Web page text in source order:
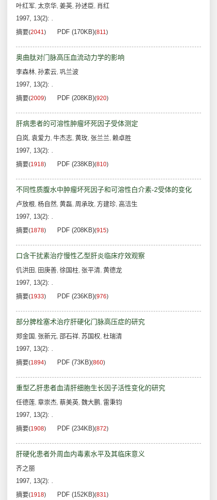
叶红军, 太京华, 姜英, 孙述臣, 肖红
1997, 13(2): .
摘要(2041) PDF (170KB)(811)
奥曲肽对门脉高压血流动力学的影响
李森林, 孙素云, 巩兰波
1997, 13(2): .
摘要(2009) PDF (208KB)(920)
肝病患者的可溶性肿瘤坏死因子受体测定
白岚, 袁爱力, 牛杰志, 黄玫, 张兰兰, 赖卓胜
1997, 13(2): .
摘要(1918) PDF (238KB)(810)
不同性质腹水中肿瘤坏死因子和可溶性白介素-2受体的变化
卢放根, 杨自然, 黄磊, 周承玫, 方建珍, 高洁生
1997, 13(2): .
摘要(1878) PDF (208KB)(915)
口含干扰素治疗慢性乙型肝炎临床疗效观察
仉洪田 , 田庚善, 徐国柱, 张平清, 黄德龙
1997, 13(2): .
摘要(1933) PDF (236KB)(976)
部分脾栓塞术治疗肝硬化门脉高压症的研究
郑金国 , 张新元, 邵石祥, 苏国权, 杜瑞清
1997, 13(2): .
摘要(1894) PDF (73KB)(860)
重型乙肝患者血清肝细胞生长因子活性变化的研究
任德莲, 章崇杰, 蔡美英, 魏大鹏, 雷秉钧
1997, 13(2): .
摘要(1908) PDF (234KB)(872)
肝硬化患者外周血内毒素水平及其临床意义
齐之丽
1997, 13(2): .
摘要(1918) PDF (152KB)(831)